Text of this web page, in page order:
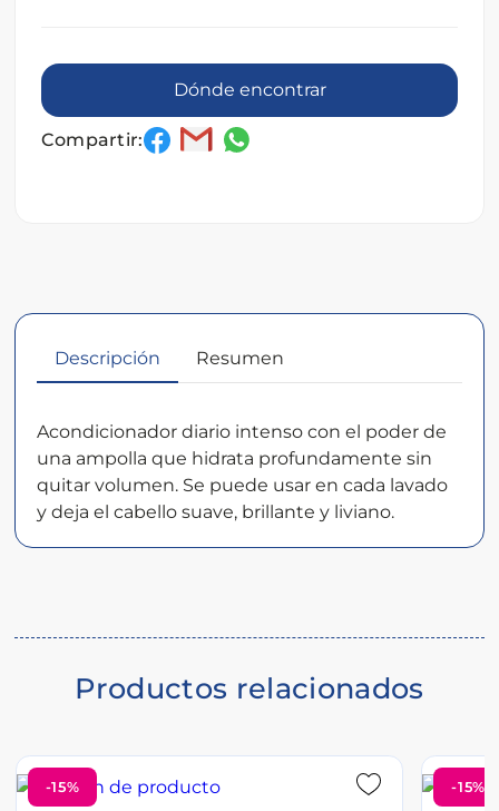
Dónde encontrar
Compartir:
Descripción Resumen
Descripción
del
producto
Acondicionador diario intenso con el poder de
una ampolla que hidrata profundamente sin
quitar volumen. Se puede usar en cada lavado
y deja el cabello suave, brillante y liviano.
Productos relacionados
-15% -15%